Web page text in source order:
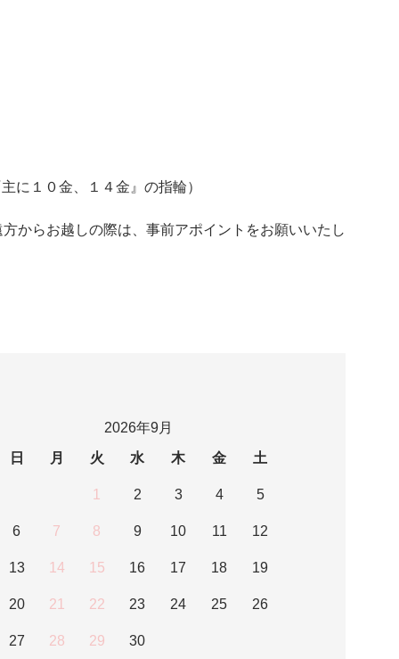
に１０金、１４金』の指輪）
らお越しの際は、事前アポイントをお願いいたし
2026年9月
日
月 火 水 木 金 土
1 2 3 4 5
6 7 8 9 10 11 12
13 14 15 16 17 18 19
20 21 22 23 24 25 26
27 28 29 30